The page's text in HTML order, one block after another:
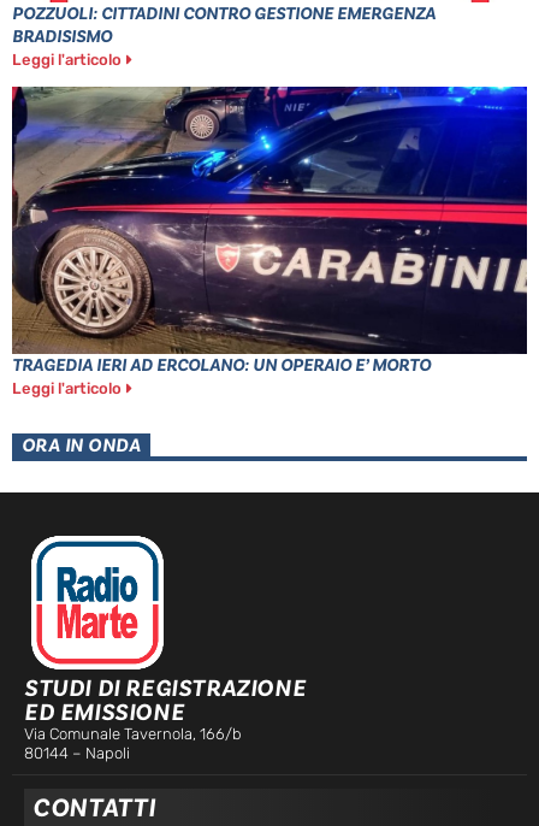
POZZUOLI: CITTADINI CONTRO GESTIONE EMERGENZA
BRADISISMO
Leggi l'articolo
TRAGEDIA IERI AD ERCOLANO: UN OPERAIO E’ MORTO
Leggi l'articolo
ORA IN ONDA
STUDI DI REGISTRAZIONE
ED EMISSIONE
Via Comunale Tavernola, 166/b
80144 – Napoli
CONTATTI